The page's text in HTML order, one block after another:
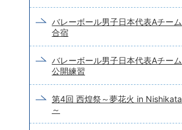
バレーボール男子日本代表Aチーム
合宿
バレーボール男子日本代表Aチーム
公開練習
第4回 西煌祭～夢花火 in Nishikata
～